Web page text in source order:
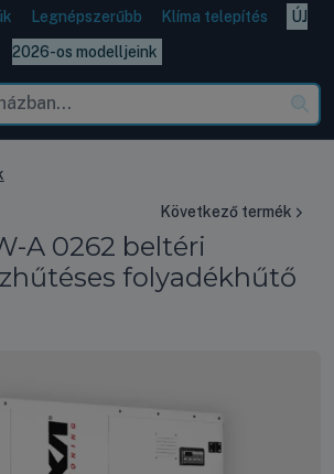
Legnépszerűbb Klíma telepítés
ÚJ
2026-os modelljeink
Következő termék
A 0262 beltéri
folyadékhűtő